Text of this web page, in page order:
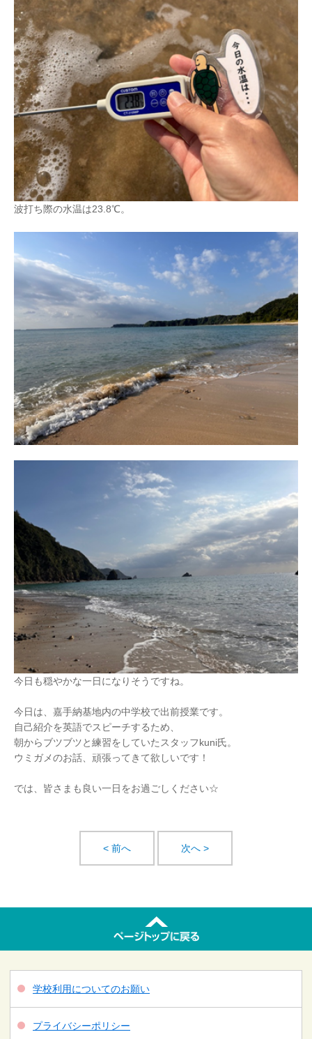
波打ち際の水温は23.8℃。
今日も穏やかな一日になりそうですね。
今日は、嘉手納基地内の中学校で出前授業です。
自己紹介を英語でスピーチするため、
朝からブツブツと練習をしていたスタッフkuni氏。
ウミガメのお話、頑張ってきて欲しいです！
では、皆さまも良い一日をお過ごしください☆
< 前へ 次へ >
学校利用についてのお願い
プライバシーポリシー